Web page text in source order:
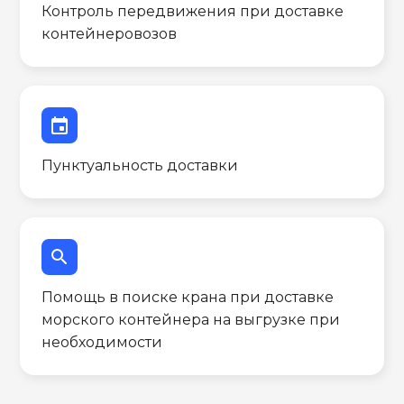
Контроль передвижения при доставке
контейнеровозов
event
Пунктуальность доставки
search
Помощь в поиске крана при доставке
морского контейнера на выгрузке при
необходимости